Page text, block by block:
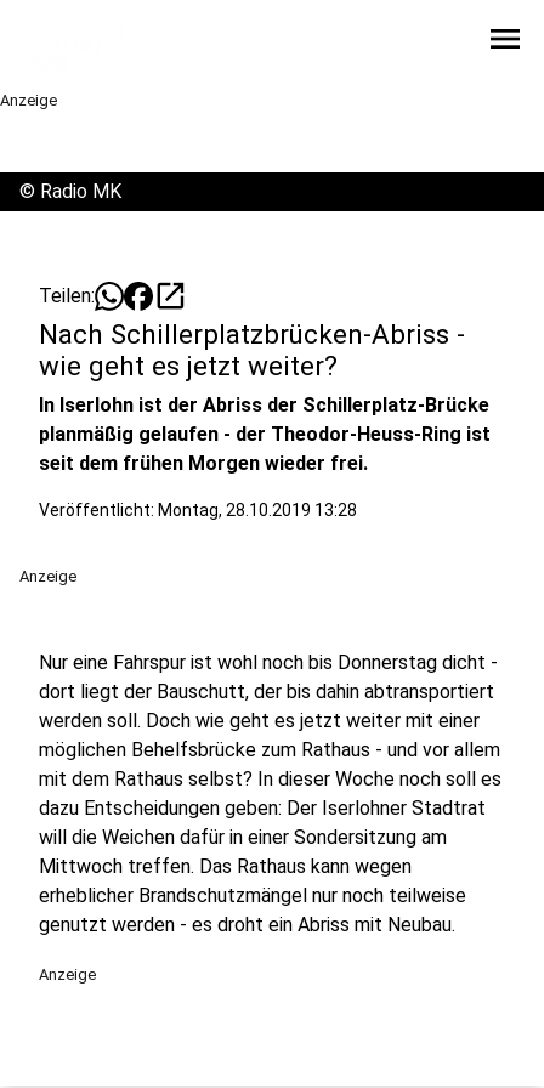
menu
Anzeige
© Radio MK
Teilen: open_in_new
Nach Schillerplatzbrücken-Abriss -
wie geht es jetzt weiter?
In Iserlohn ist der Abriss der Schillerplatz-Brücke
planmäßig gelaufen - der Theodor-Heuss-Ring ist
seit dem frühen Morgen wieder frei.
Veröffentlicht: Montag, 28.10.2019 13:28
Anzeige
Nur eine Fahrspur ist wohl noch bis Donnerstag dicht -
dort liegt der Bauschutt, der bis dahin abtransportiert
werden soll. Doch wie geht es jetzt weiter mit einer
möglichen Behelfsbrücke zum Rathaus - und vor allem
mit dem Rathaus selbst? In dieser Woche noch soll es
dazu Entscheidungen geben: Der Iserlohner Stadtrat
will die Weichen dafür in einer Sondersitzung am
Mittwoch treffen. Das Rathaus kann wegen
erheblicher Brandschutzmängel nur noch teilweise
genutzt werden - es droht ein Abriss mit Neubau.
Anzeige